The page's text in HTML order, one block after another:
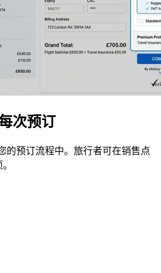
次预订
的预订流程中。旅行者可在销售点